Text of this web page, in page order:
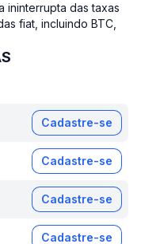
ininterrupta das taxas
fiat, incluindo BTC,
Cadastre-se
Cadastre-se
Cadastre-se
Cadastre-se